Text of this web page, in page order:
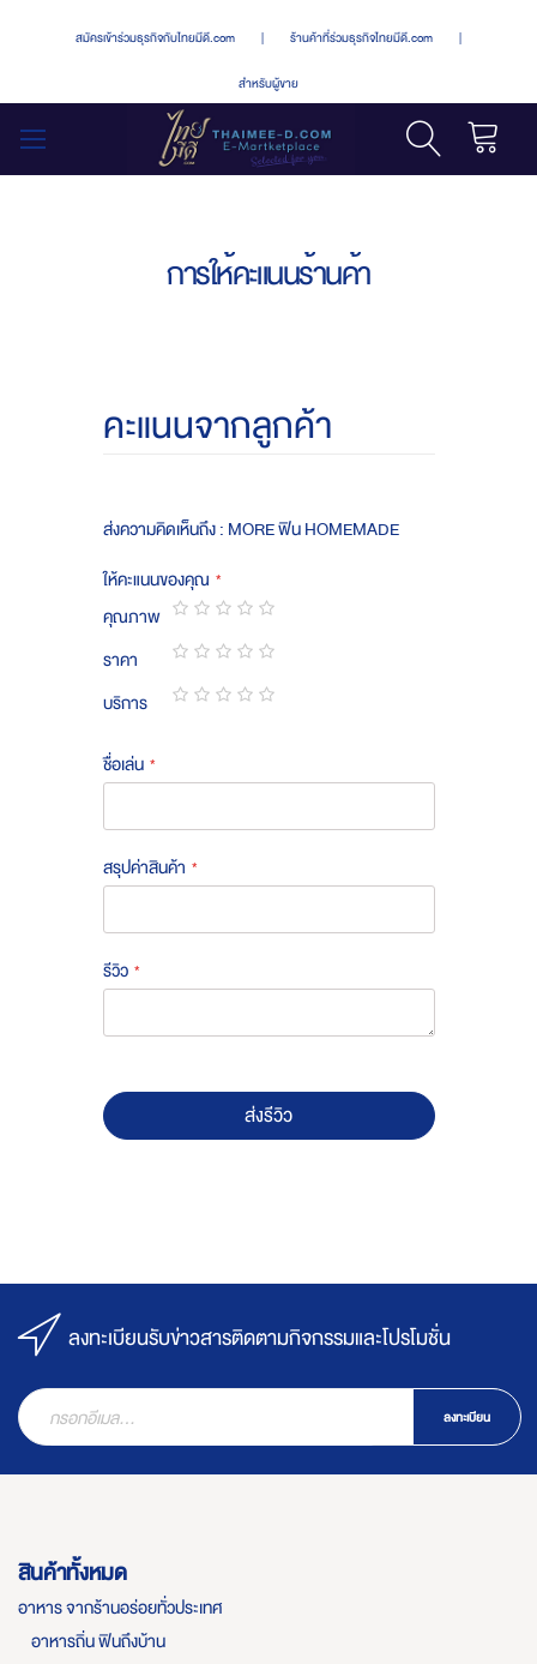
สมัครเข้าร่วมธุรกิจกับไทยมีดี.com | ร้านค้าที่ร่วมธุรกิจไทยมีดี.com |
สำหรับผู้ขาย
การให้คะแนนร้านค้า
คะแนนจากลูกค้า
ส่งความคิดเห็นถึง : MORE ฟิน HOMEMADE
ให้คะแนนของคุณ
คุณภาพ
1
star
2
stars
3
stars
4
stars
5
stars
ราคา
1
star
2
stars
3
stars
4
stars
5
stars
บริการ
ชื่อเล่น
สรุปค่าสินค้า
รีวิว
ส่งรีวิว
ลงทะเบียนรับข่าวสารติดตามกิจกรรมและโปรโมชั่น
ลงทะเบียน
สินค้าทั้งหมด
อาหาร จากร้านอร่อยทั่วประเทศ
อาหารถิ่น ฟินถึงบ้าน